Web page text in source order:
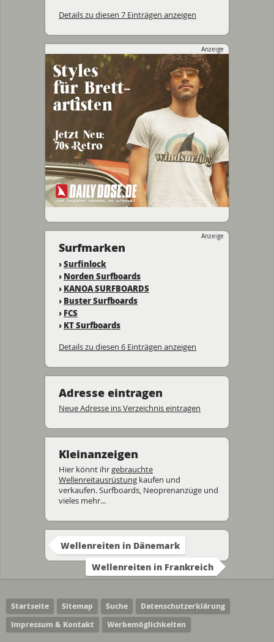
Details zu diesen 7 Einträgen anzeigen
Anzeige
Anzeige
Surfmarken
›Surfinlock
› Norden Surfboards
› KANOA SURFBOARDS
› Buster Surfboards
› FCS
› KT Surfboards
Details zu diesen 6 Einträgen anzeigen
Adresse eintragen
Neue Adresse ins Verzeichnis eintragen
Kleinanzeigen
Hier könnt ihrgebrauchte
Wellenreitausrüstung kaufen und
verkaufen. Surfboards, Neoprenanzüge und
vieles mehr...
Wellenreiten in Dänemark
Wellenreiten in Frankreich
Startseite Sitemap Suche
Datenschutzerklärung
Impressum & Kontakt
Werbemöglichkeiten